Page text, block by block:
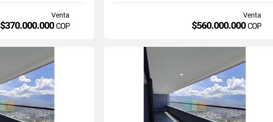
Venta
$370.000.000 COP
Venta
$560.000.000 COP